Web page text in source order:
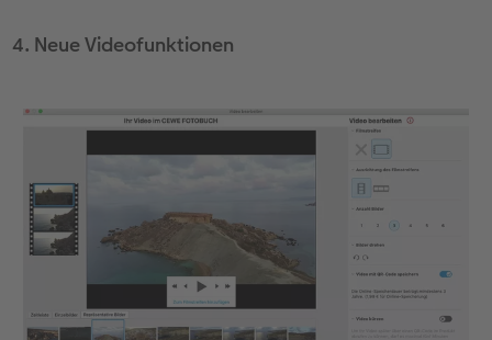
4. Neue Videofunktionen